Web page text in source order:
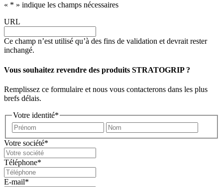
« * » indique les champs nécessaires
URL
Ce champ n’est utilisé qu’à des fins de validation et devrait rester
inchangé.
Vous souhaitez revendre des produits STRATOGRIP ?
Remplissez ce formulaire et nous vous contacterons dans les plus
brefs délais.
Votre identité*
Prénom
Votre société*
Téléphone*
E-mail*